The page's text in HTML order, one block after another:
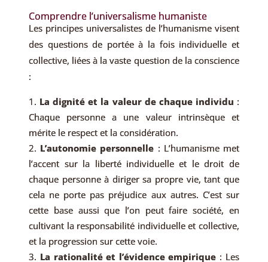
Comprendre l’universalisme humaniste
Les principes universalistes de l’humanisme visent
des questions de portée à la fois individuelle et
collective, liées à la vaste question de la conscience
:
La dignité et la valeur de chaque individu :
Chaque personne a une valeur intrinsèque et
mérite le respect et la considération.
L’autonomie personnelle : L’humanisme met
l’accent sur la liberté individuelle et le droit de
chaque personne à diriger sa propre vie, tant que
cela ne porte pas préjudice aux autres. C’est sur
cette base aussi que l’on peut faire société, en
cultivant la responsabilité individuelle et collective,
et la progression sur cette voie.
La rationalité et l’évidence empirique : Les